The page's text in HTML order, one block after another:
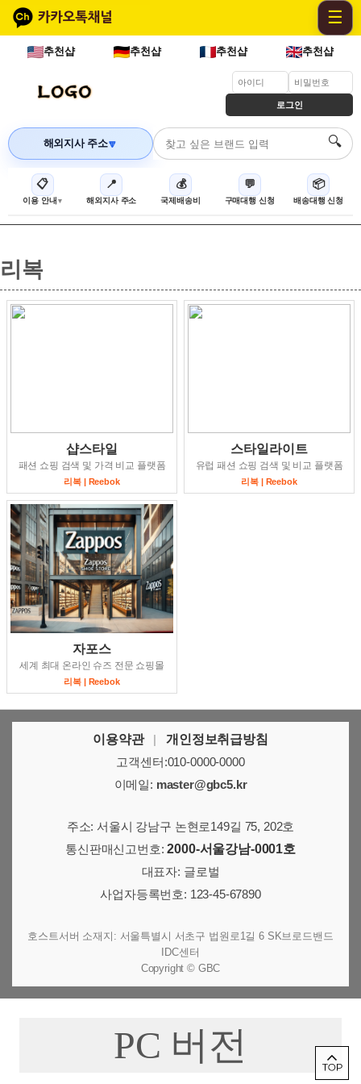
☰
추천샵 추천샵 추천샵 추천샵
로그인
해외지사 주소🔽 🔍
📋
이용 안내
📍
해외지사 주소
💰
국제배송비
💬
구매대행 신청
📦
배송대행 신청
리복
샵스타일
패션 쇼핑 검색 및 가격 비교 플랫폼
리복 | Reebok
스타일라이트
유럽 패션 쇼핑 검색 및 비교 플랫폼
리복 | Reebok
자포스
세계 최대 온라인 슈즈 전문 쇼핑몰
리복 | Reebok
이용약관 |
개인정보취급방침
고객센터:010-0000-0000
이메일: master@gbc5.kr
주소: 서울시 강남구 논현로149길 75, 202호
통신판매신고번호:2000-서울강남-0001호
대표자: 글로벌
사업자등록번호: 123-45-67890
호스트서버 소재지: 서울특별시 서초구 법원로1길 6 SK브로드밴드
IDC센터
Copyright © GBC
PC 버전